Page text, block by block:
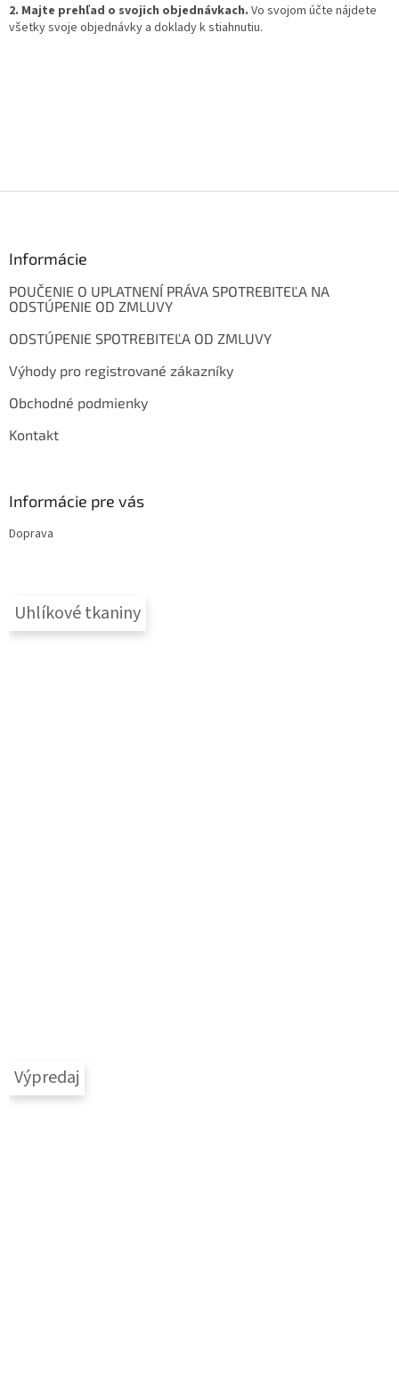
2. Majte prehľad o svojich objednávkach. Vo svojom účte nájdete
všetky svoje objednávky a doklady k stiahnutiu.
Informácie
POUČENIE O UPLATNENÍ PRÁVA SPOTREBITEĽA NA
ODSTÚPENIE OD ZMLUVY
ODSTÚPENIE SPOTREBITEĽA OD ZMLUVY
Výhody pro registrované zákazníky
Obchodné podmienky
Kontakt
Informácie pre vás
Doprava
Uhlíkové tkaniny
Výpredaj